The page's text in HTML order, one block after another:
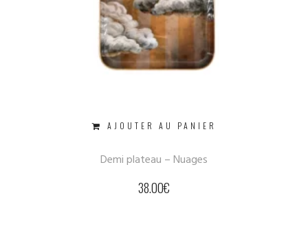
AJOUTER AU PANIER
Demi plateau – Nuages
38.00€